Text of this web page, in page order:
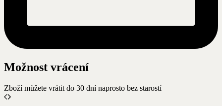
Možnost vrácení
Zboží můžete vrátit do 30 dní naprosto bez starostí